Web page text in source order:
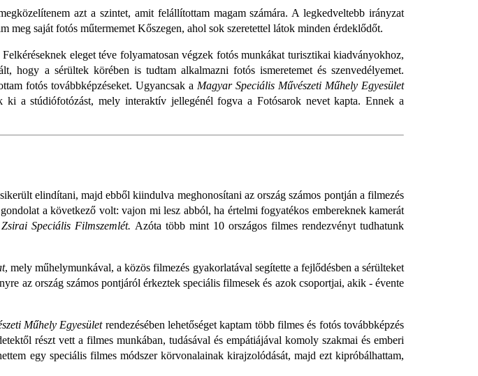
azt a szintet, amit felállítottam magam számára. A legkedveltebb irányzat
saját fotós műtermemet Kőszegen, ahol sok szeretettel látok minden érdeklődőt.
eleget téve folyamatosan végzek fotós munkákat turisztikai kiadványokhoz,
hogy a sérültek körében is tudtam alkalmazni fotós ismeretemet és szenvedélyemet.
fotós továbbképzéseket. Ugyancsak a Magyar Speciális Művészeti Műhely Egyesület
a stúdiófotózást, mely interaktív jellegénél fogva a Fotósarok nevet kapta. Ennek a
elindítani, majd ebből kiindulva meghonosítani az ország számos pontján a filmezés
a következő volt: vajon mi lesz abból, ha értelmi fogyatékos embereknek kamerát
Speciális Filmszemlét. Azóta több mint 10 országos filmes rendezvényt tudhatunk
, mely műhelymunkával, a közös filmezés gyakorlatával segítette a fejlődésben a sérülteket
az ország számos pontjáról érkeztek speciális filmesek és azok csoportjai, akik - évente
Műhely Egyesületrendezésében lehetőséget kaptam több filmes és fotós továbbképzés
részt vett a filmes munkában, tudásával és empátiájával komoly szakmai és emberi
egy speciális filmes módszer körvonalainak kirajzolódását, majd ezt kipróbálhattam,